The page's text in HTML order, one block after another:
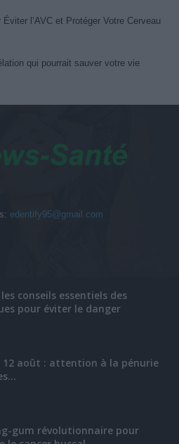
l’AVC et Protéger Votre Cerveau
qui pourrait sauver votre vie
edentify95@gmail.com
conseils essentiels des
pour éviter le danger
12 août : attention à la pénurie
gum révolutionnaire pour